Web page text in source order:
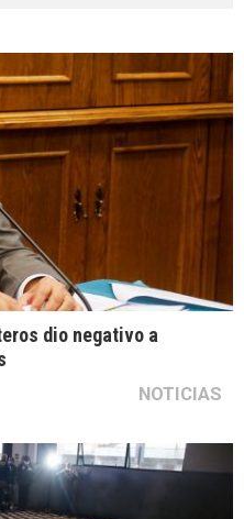
dio negativo a
NOTICIAS